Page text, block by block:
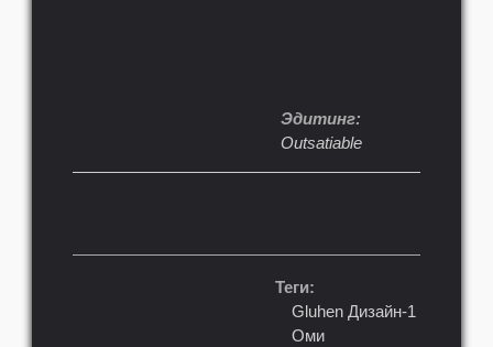
Эдитинг:
Outsatiable
Теги:
Gluhen Дизайн-1
Оми